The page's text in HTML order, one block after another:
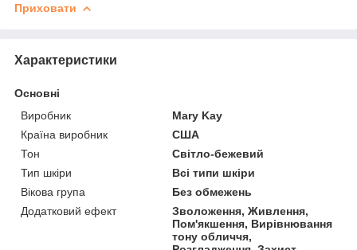
Приховати
Характеристики
Основні
Виробник
Mary Kay
Країна виробник
США
Тон
Світло-бежевий
Тип шкіри
Всі типи шкіри
Вікова група
Без обмежень
Додатковий ефект
Зволоження, Живлення,
Пом'якшення, Вирівнювання
тону обличчя,